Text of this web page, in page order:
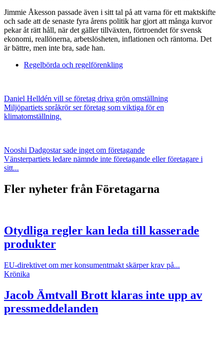
Jimmie Åkesson passade även i sitt tal på att varna för ett maktskifte
och sade att de senaste fyra årens politik har gjort att många kurvor
pekar åt rätt håll, när det gäller tillväxten, förtroendet för svensk
ekonomi, reallönerna, arbetslösheten, inflationen och räntorna. Det
är bättre, men inte bra, sade han.
Regelbörda och regelförenkling
Daniel Helldén vill se företag driva grön omställning
Miljöpartiets språkrör ser företag som viktiga för en
klimatomställning.
Nooshi Dadgostar sade inget om företagande
Vänsterpartiets ledare nämnde inte företagande eller företagare i
sitt...
Fler nyheter från Företagarna
Otydliga regler kan leda till kasserade
produkter
EU-direktivet om mer konsumentmakt skärper krav på...
Krönika
Jacob Ämtvall Brott klaras inte upp av
pressmeddelanden